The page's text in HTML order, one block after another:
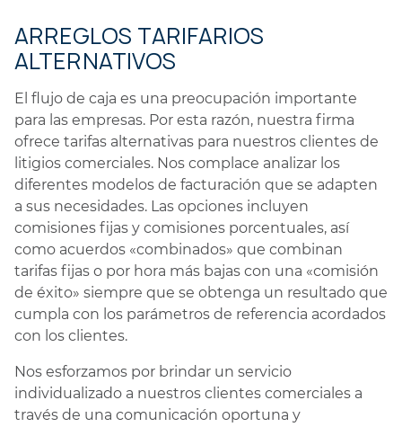
ARREGLOS TARIFARIOS
ALTERNATIVOS
El flujo de caja es una preocupación importante
para las empresas. Por esta razón, nuestra firma
ofrece tarifas alternativas para nuestros clientes de
litigios comerciales. Nos complace analizar los
diferentes modelos de facturación que se adapten
a sus necesidades. Las opciones incluyen
comisiones fijas y comisiones porcentuales, así
como acuerdos «combinados» que combinan
tarifas fijas o por hora más bajas con una «comisión
de éxito» siempre que se obtenga un resultado que
cumpla con los parámetros de referencia acordados
con los clientes.
Nos esforzamos por brindar un servicio
individualizado a nuestros clientes comerciales a
través de una comunicación oportuna y